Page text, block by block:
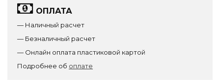
ОПЛАТА
— Наличный расчет
— Безналичный расчет
— Онлайн оплата пластиковой картой
Подробнее об оплате